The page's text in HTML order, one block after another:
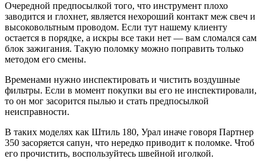
Очередной предпосылкой того, что инструмент плохо
заводится и глохнет, является нехороший контакт меж свеч и
высоковольтным проводом. Если тут нашему клиенту
остается в порядке, а искры все таки нет — вам сломался сам
блок зажигания. Такую поломку можно поправить только
методом его смены.
Временами нужно инспектировать и чистить воздушные
фильтры. Если в момент покупки вы его не инспектировали,
то он мог засорится пылью и стать предпосылкой
неисправности.
В таких моделях как Штиль 180, Урал иначе говоря Партнер
350 засоряется сапун, что нередко приводит к поломке. Чтоб
его прочистить, воспользуйтесь швейной иголкой.